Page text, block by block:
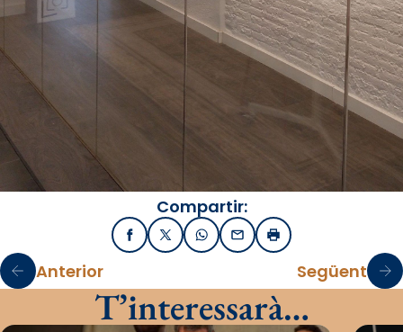
Compartir:
FacebookX / TwitterWhatsApp
EmailImprimir
Anterior Següent
T’interessarà…